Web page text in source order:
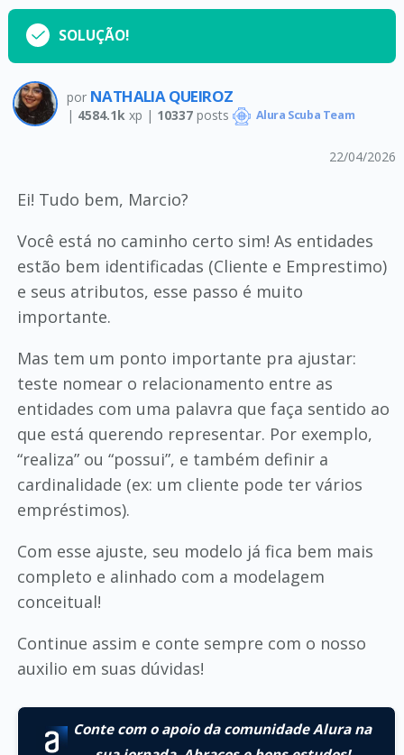
SOLUÇÃO!
por NATHALIA QUEIROZ
| 4584.1k xp | 10337posts Alura Scuba Team
22/04/2026
Ei! Tudo bem, Marcio?
Você está no caminho certo sim! As entidades
estão bem identificadas (Cliente e Emprestimo)
e seus atributos, esse passo é muito
importante.
Mas tem um ponto importante pra ajustar:
teste nomear o relacionamento entre as
entidades com uma palavra que faça sentido ao
que está querendo representar. Por exemplo,
“realiza” ou “possui”, e também definir a
cardinalidade (ex: um cliente pode ter vários
empréstimos).
Com esse ajuste, seu modelo já fica bem mais
completo e alinhado com a modelagem
conceitual!
Continue assim e conte sempre com o nosso
auxilio em suas dúvidas!
Conte com o apoio da comunidade Alura na